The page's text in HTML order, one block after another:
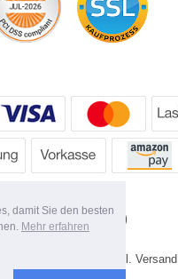
damit Sie den besten
Mehr erfahren
inkl. MwSt. evtl. zzgl. Versand